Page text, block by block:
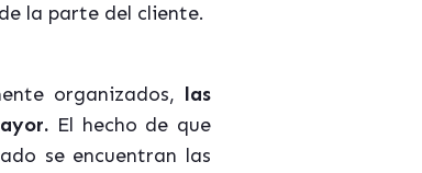
la parte del cliente.
organizados, las
El hecho de que
se encuentran las